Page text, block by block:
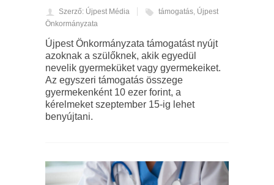
Szerző: Újpest Média támogatás, Újpest
Önkormányzata
Újpest Önkormányzata támogatást nyújt
azoknak a szülőknek, akik egyedül
nevelik gyermeküket vagy gyermekeiket.
Az egyszeri támogatás összege
gyermekenként 10 ezer forint, a
kérelmeket szeptember 15-ig lehet
benyújtani.